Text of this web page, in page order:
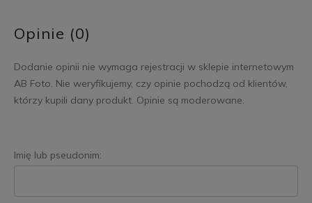
Opinie (0)
Dodanie opinii nie wymaga rejestracji w sklepie internetowym
AB Foto. Nie weryfikujemy, czy opinie pochodzą od klientów,
którzy kupili dany produkt. Opinie są moderowane.
Imię lub pseudonim: